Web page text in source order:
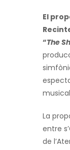
El
“The
La
entre
de